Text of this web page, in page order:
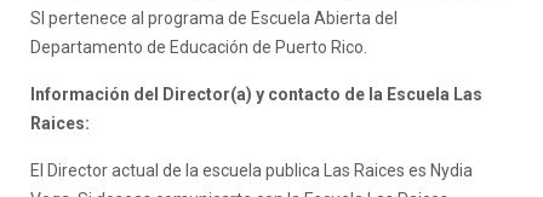
SI pertenece al programa de Escuela Abierta del
Departamento de Educación de Puerto Rico.
Información del Director(a) y contacto de la Escuela Las
Raices:
El Director actual de la escuela publica Las Raices es Nydia